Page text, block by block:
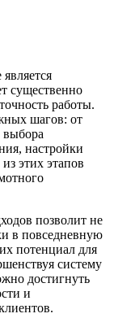
существенно
работы.
шагов: от
выбора
настройки
этих этапов
позволит не
в повседневную
потенциал для
систему
достигнуть
и